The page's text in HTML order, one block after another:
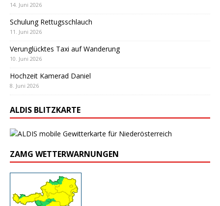
14. Juni 2026
Schulung Rettugsschlauch
11. Juni 2026
Verunglücktes Taxi auf Wanderung
10. Juni 2026
Hochzeit Kamerad Daniel
8. Juni 2026
ALDIS BLITZKARTE
ZAMG WETTERWARNUNGEN